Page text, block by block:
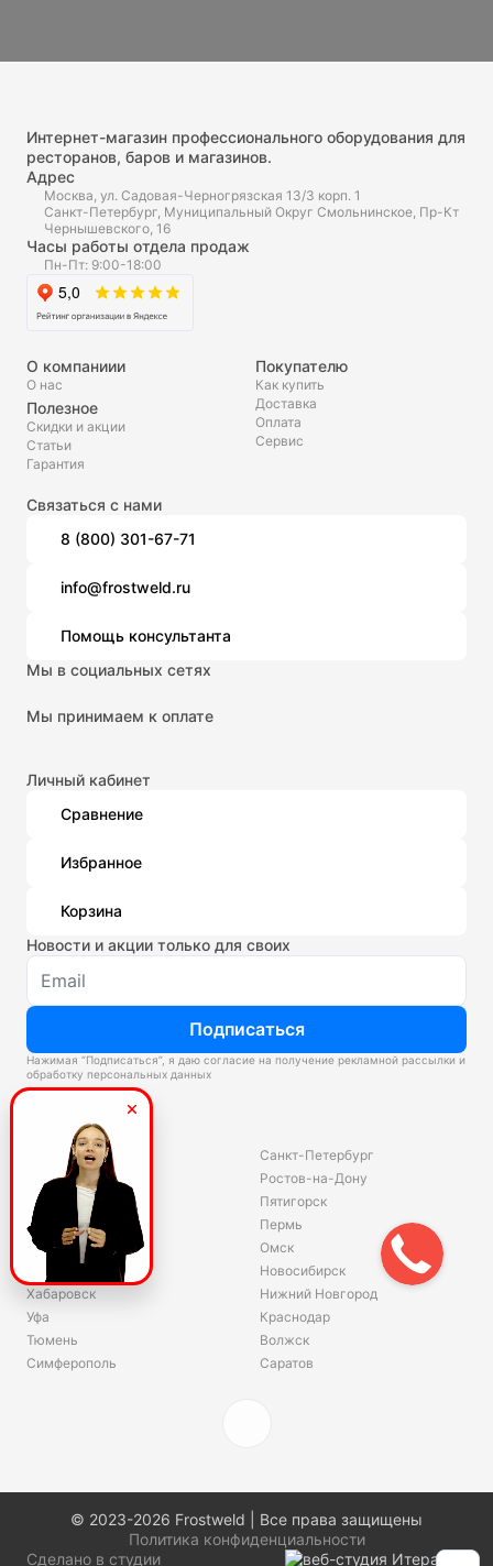
Интернет-магазин профессионального оборудования для
ресторанов, баров и магазинов.
Адрес
Москва, ул. Садовая-Черногрязская 13/3 корп. 1
Санкт-Петербург, Муниципальный Округ Смольнинское, Пр-Кт
Чернышевского, 16
Часы работы отдела продаж
Пн-Пт: 9:00-18:00
О компаниии
О нас
Полезное
Скидки и акции
Статьи
Гарантия
Покупателю
Как купить
Доставка
Оплата
Сервис
Связаться с нами
8 (800) 301-67-71
info@frostweld.ru
Помощь консультанта
Мы в социальных сетях
Мы принимаем к оплате
Личный кабинет
Сравнение
Избранное
Корзина
Новости и акции только для своих
Подписаться
Нажимая “Подписаться”, я даю согласие на получение рекламной рассылки и
обработку персональных данных
Склады
Владивосток
Екатеринбург
Красноярск
Волгоград
Ярославль
Челябинск
Хабаровск
Уфа
Тюмень
Симферополь
Санкт-Петербург
Ростов-на-Дону
Пятигорск
Пермь
Омск
Новосибирск
Нижний Новгород
Краснодар
Волжск
Саратов
© 2023-2026 Frostweld | Все права защищены
Политика конфиденциальности
Сделано в студии